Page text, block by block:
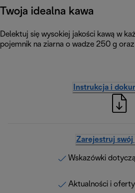
Twoja idealna kawa
Delektuj się wysokiej jakości kawą w
pojemnik na ziarna o wadze 250 g
Instrukcja i
Zarejestruj
Wskazówki
Aktualności i